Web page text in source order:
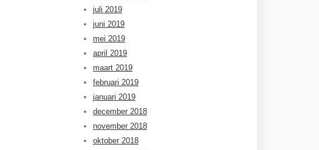
juli 2019
juni 2019
mei 2019
april 2019
maart 2019
februari 2019
januari 2019
december 2018
november 2018
oktober 2018